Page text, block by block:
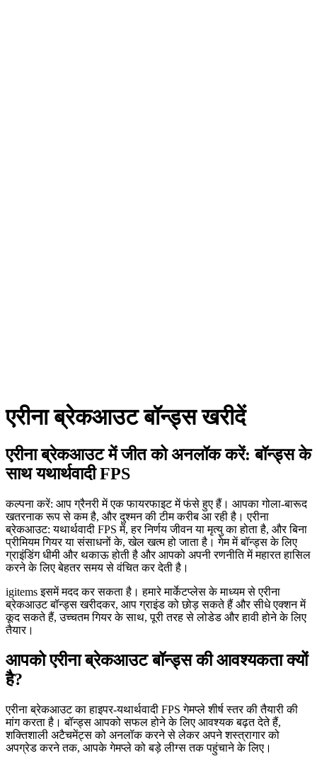
एरीना ब्रेकआउट बॉन्ड्स खरीदें
एरीना ब्रेकआउट में जीत को अनलॉक करें: बॉन्ड्स के
साथ यथार्थवादी FPS
कल्पना करें: आप ग्रैनरी में एक फायरफाइट में फंसे हुए हैं। आपका गोला-बारूद
खतरनाक रूप से कम है, और दुश्मन की टीम करीब आ रही है। एरीना
ब्रेकआउट: यथार्थवादी FPS में, हर निर्णय जीवन या मृत्यु का होता है, और बिना
प्रीमियम गियर या संसाधनों के, खेल खत्म हो जाता है। गेम में बॉन्ड्स के लिए
ग्राइंडिंग धीमी और थकाऊ होती है और आपको अपनी रणनीति में महारत हासिल
करने के लिए बेहतर समय से वंचित कर देती है।
igitems इसमें मदद कर सकता है। हमारे मार्केटप्लेस के माध्यम से एरीना
ब्रेकआउट बॉन्ड्स खरीदकर, आप ग्राइंड को छोड़ सकते हैं और सीधे एक्शन में
कूद सकते हैं, उच्चतम गियर के साथ, पूरी तरह से लोडेड और हावी होने के लिए
तैयार।
आपको एरीना ब्रेकआउट बॉन्ड्स की आवश्यकता क्यों
है?
एरीना ब्रेकआउट का हाइपर-यथार्थवादी FPS गेमप्ले शीर्ष स्तर की तैयारी की
मांग करता है। बॉन्ड्स आपको सफल होने के लिए आवश्यक बढ़त देते हैं,
शक्तिशाली अटैचमेंट्स को अनलॉक करने से लेकर अपने शस्त्रागार को
अपग्रेड करने तक, आपके गेमप्ले को बड़े लीग्स तक पहुंचाने के लिए।